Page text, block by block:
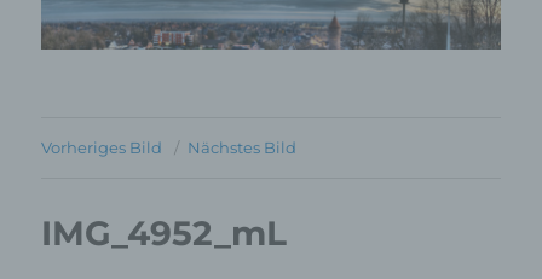
Vorheriges Bild Nächstes Bild
IMG_4952_mL